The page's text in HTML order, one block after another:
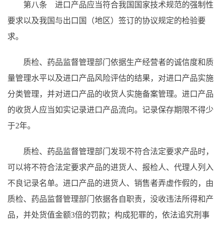
第八条 进口产品应当符合我国国家技术规范的强制性
要求以及我国与出口国（地区）签订的协议规定的检验要
求。
质检、药品监督管理部门依据生产经营者的诚信度和质
量管理水平以及进口产品风险评估的结果，对进口产品实施
分类管理，并对进口产品的收货人实施备案管理。进口产品
的收货人应当如实记录进口产品流向。记录保存期限不得少
于2年。
质检、药品监督管理部门发现不符合法定要求产品时，
可以将不符合法定要求产品的进货人、报检人、代理人列入
不良记录名单。进口产品的进货人、销售者弄虚作假的，由
质检、药品监督管理部门依据各自职责，没收违法所得和产
品，并处货值金额3倍的罚款；构成犯罪的，依法追究刑事